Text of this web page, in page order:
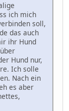
ich mich
soll,
das auch
ihr Hund
Hund nur,
Ich solle
Nach ein
es aber